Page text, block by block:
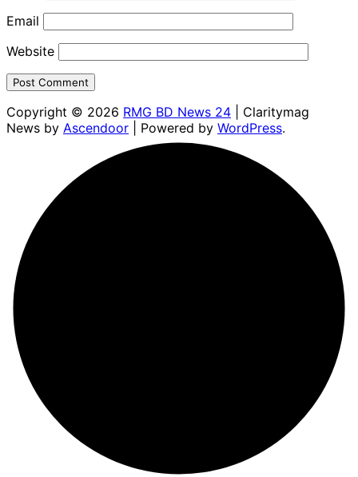
Email
Website
Copyright © 2026 RMG BD News 24 | Claritymag
News by Ascendoor | Powered by WordPress.